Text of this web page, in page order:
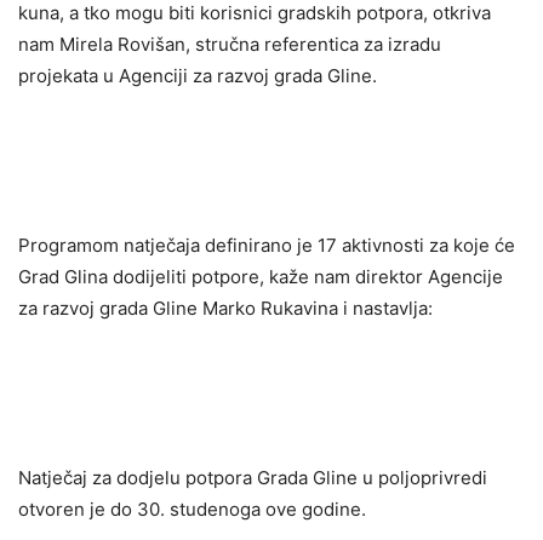
kuna, a tko mogu biti korisnici gradskih potpora, otkriva
nam Mirela Rovišan, stručna referentica za izradu
projekata u Agenciji za razvoj grada Gline.
Programom natječaja definirano je 17 aktivnosti za koje će
Grad Glina dodijeliti potpore, kaže nam direktor Agencije
za razvoj grada Gline Marko Rukavina i nastavlja:
Natječaj za dodjelu potpora Grada Gline u poljoprivredi
otvoren je do 30. studenoga ove godine.